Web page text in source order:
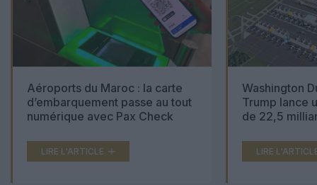
Aéroports du Maroc : la carte
d’embarquement passe au tout
numérique avec Pax Check
LIRE L'ARTICLE
Washington
Trump lance
de 22,5
LIRE